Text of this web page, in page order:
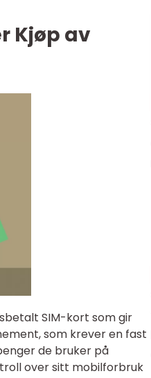
Kjøp av
SIM-kort som gir
som krever en fast
de bruker på
over sitt mobilforbruk